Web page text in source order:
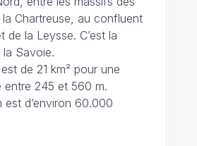
Chartreuse, au confluent
de la Leysse. C’est la
Savoie.
de 21 km² pour une
entre 245 et 560 m.
est d’environ 60.000